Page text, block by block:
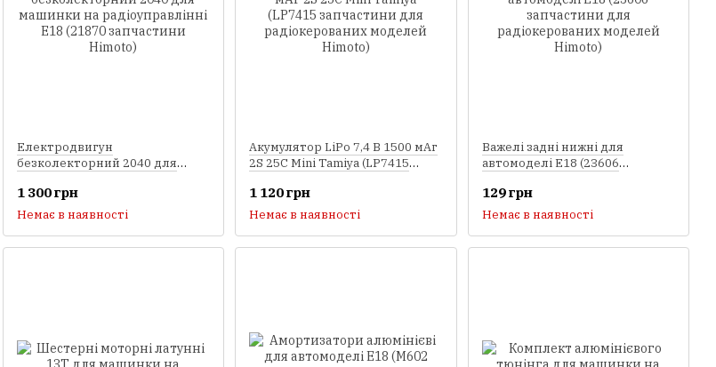
Електродвигун
безколекторний 2040 для
E18 (21870 запчастини Himoto)
1 300 грн
Немає в наявності
Акумулятор LiPo 7,4 В 1500 мАг
2S 25C Mini Tamiya (LP7415
радіокерованих моделей
Himoto)
1 120 грн
Немає в наявності
Важелі задні нижні для
автомоделі E18 (23606
радіокерованих моделей
Himoto)
129 грн
Немає в наявності